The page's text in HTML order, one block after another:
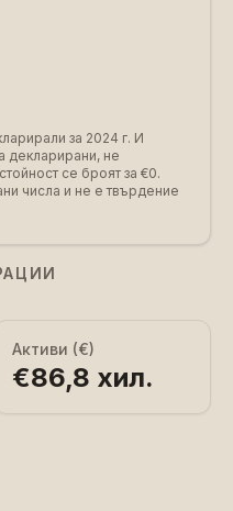
за 2024 г. И
декларирани, не
се броят за €0.
числа и не е твърдение
Активи (€)
€86,8 хил.